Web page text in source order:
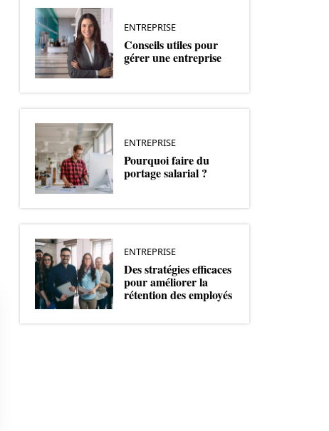
ENTREPRISE
Conseils utiles pour
gérer une entreprise
ENTREPRISE
Pourquoi faire du
portage salarial ?
ENTREPRISE
Des stratégies efficaces
pour améliorer la
rétention des employés